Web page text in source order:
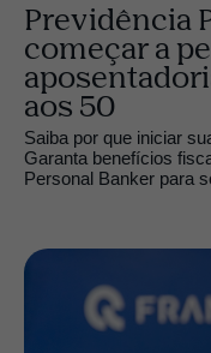
Previdência
começar a
aos 50
Saiba por que iniciar
Garanta benefícios
Personal Banker para